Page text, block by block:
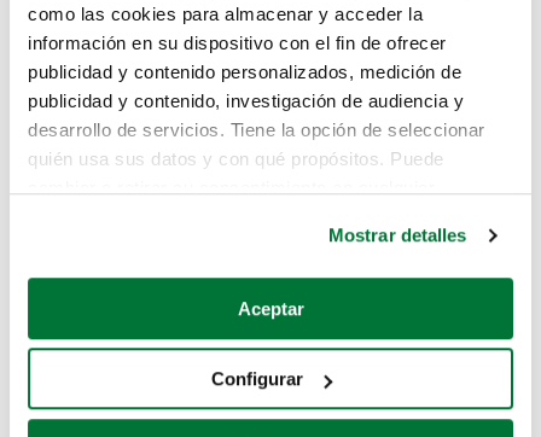
como las cookies para almacenar y acceder la
información en su dispositivo con el fin de ofrecer
publicidad y contenido personalizados, medición de
publicidad y contenido, investigación de audiencia y
desarrollo de servicios. Tiene la opción de seleccionar
quién usa sus datos y con qué propósitos. Puede
Si lo permite, también quisiéramos:
Recopilar información sobre su ubicación geográfica
Identificar su dispositivo analizándolo activamente
para buscar características específicas (huellas
Mostrar detalles
Aceptar
Configurar
Lo sentimos, no sabemos como
te hemos traido hasta aquí.
Pero puedes encontrar el coche que estás
buscando en alguno de estos enlaces:
Coches de segunda mano
Coches de km0